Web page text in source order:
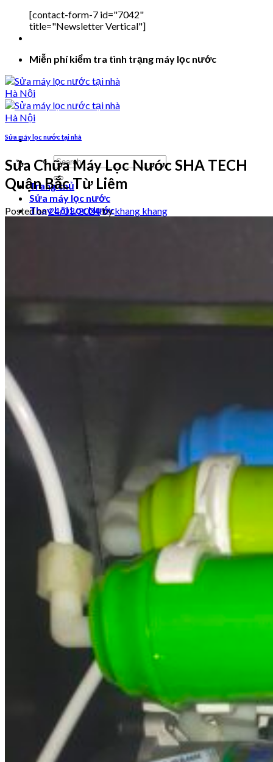
[contact-form-7 id="7042"
title="Newsletter Vertical"]
Miễn phí kiểm tra tình trạng máy lọc nước
Search
for:
Trang chủ
Sửa máy lọc nước
Thay Lõi Lọc Nước
Sửa máy lọc nước tại nhà
Sửa Chữa Máy Lọc Nước SHA TECH
Quận Bắc Từ Liêm
Posted on24/03/2024bykhang khang